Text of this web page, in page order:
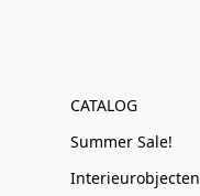
CATALOG
Summer Sale!